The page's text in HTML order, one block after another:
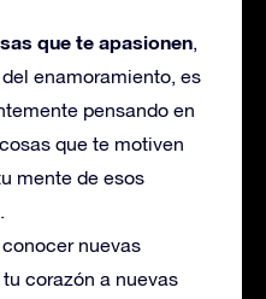
que te apasionen,
enamoramiento, es
pensando en
que te motiven
mente de esos
nuevas
corazón a nuevas